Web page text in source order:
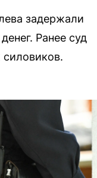
задержали
Ранее суд